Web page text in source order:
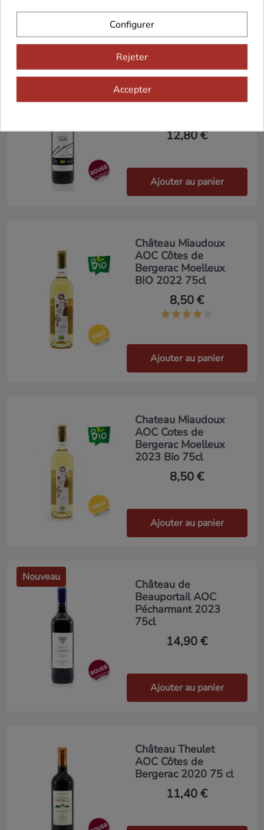
Ajouter au panier
Château Vari AOC
Bergerac Rouge
12,80 €
Ajouter au panier
Château Miaudoux
AOC Côtes de
Bergerac Moelleux
BIO 2022 75cl
8,50 €
Ajouter au panier
Chateau Miaudoux
AOC Cotes de
Bergerac Moelleux
2023 Bio 75cl
8,50 €
Ajouter au panier
Château de
Beauportail AOC
Pécharmant 2023
75cl
14,90 €
Ajouter au panier
Nouveau
Château Theulet
AOC Côtes de
Bergerac 2020 75 cl
11,40 €
Configurer
Rejeter
Accepter